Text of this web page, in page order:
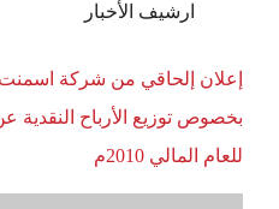
ارشيف الأخبار
إعلان إلحاقي من شركة اسمنت
بخصوص توزيع الأرباح النقدية
للعام المالي 2010م